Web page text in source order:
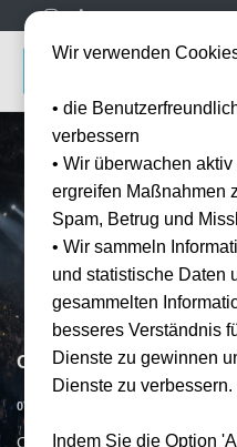
Celine Dion - Paris
07.10.2026
CDG, FR
Wir verwenden
• die
verbessern
• Wir überwachen
ergreifen Maßnahmen
Spam, Betrug und
• Wir sammeln
und statistische Daten
gesammelten
besseres Verständnis
Dienste zu gewinnen
Dienste zu verbessern.
Indem Sie die Option